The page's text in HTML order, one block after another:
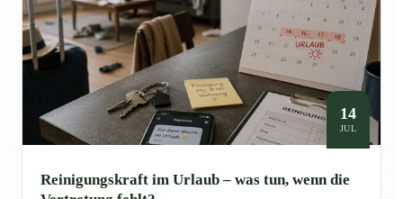
14
JUL
Reinigungskraft im Urlaub – was tun, wenn die